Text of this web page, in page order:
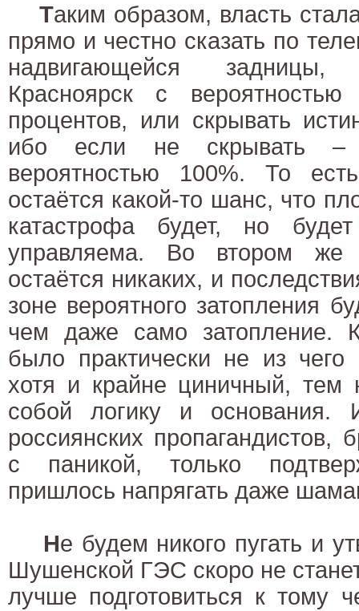
Таким образом, власть
прямо и честно сказать по
надвигающейся
Красноярск с
процентов, или скрывать
ибо если не скрывать –
вероятностью 100%. То
остаётся какой-то шанс, что
катастрофа будет, но
управляема. Во втором
остаётся никаких, и
зоне вероятного затопления
чем даже само затопление.
было практически не из
хотя и крайне циничный, тем
собой логику и
россиянских
с паникой, только
пришлось напрягать даже
Не будем никого пугать и
Шушенской ГЭС скоро не
лучше подготовиться к тому